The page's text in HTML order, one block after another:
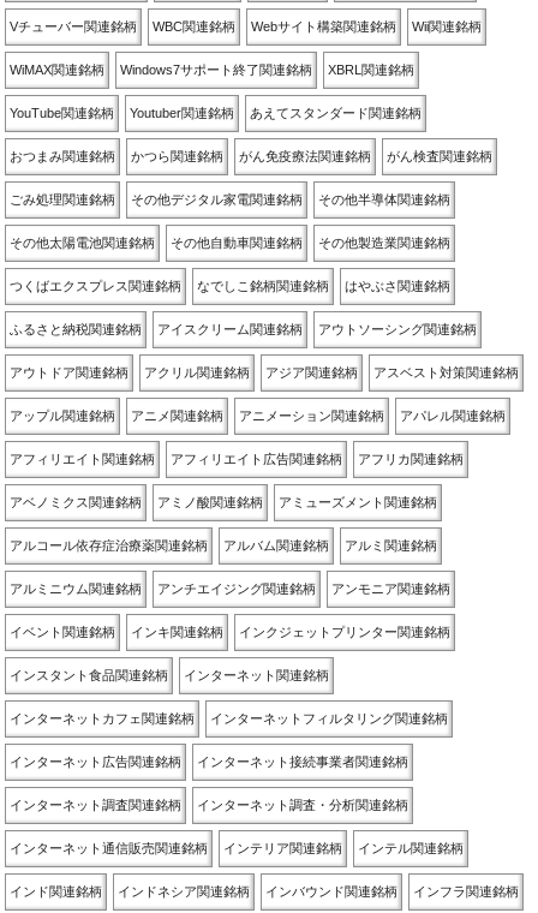
Vチューバー関連銘柄 WBC関連銘柄 Webサイト構築関連銘柄 Wii関連銘柄
WiMAX関連銘柄 Windows7サポート終了関連銘柄 XBRL関連銘柄
YouTube関連銘柄 Youtuber関連銘柄 あえてスタンダード関連銘柄
おつまみ関連銘柄 かつら関連銘柄 がん免疫療法関連銘柄 がん検査関連銘柄
ごみ処理関連銘柄 その他デジタル家電関連銘柄 その他半導体関連銘柄
その他太陽電池関連銘柄 その他自動車関連銘柄 その他製造業関連銘柄
つくばエクスプレス関連銘柄 なでしこ銘柄関連銘柄 はやぶさ関連銘柄
ふるさと納税関連銘柄 アイスクリーム関連銘柄 アウトソーシング関連銘柄
アウトドア関連銘柄 アクリル関連銘柄 アジア関連銘柄 アスベスト対策関連銘柄
アップル関連銘柄 アニメ関連銘柄 アニメーション関連銘柄 アパレル関連銘柄
アフィリエイト関連銘柄 アフィリエイト広告関連銘柄 アフリカ関連銘柄
アベノミクス関連銘柄 アミノ酸関連銘柄 アミューズメント関連銘柄
アルコール依存症治療薬関連銘柄 アルバム関連銘柄 アルミ関連銘柄
アルミニウム関連銘柄 アンチエイジング関連銘柄 アンモニア関連銘柄
イベント関連銘柄 インキ関連銘柄 インクジェットプリンター関連銘柄
インスタント食品関連銘柄 インターネット関連銘柄
インターネットカフェ関連銘柄 インターネットフィルタリング関連銘柄
インターネット広告関連銘柄 インターネット接続事業者関連銘柄
インターネット調査関連銘柄 インターネット調査・分析関連銘柄
インターネット通信販売関連銘柄 インテリア関連銘柄 インテル関連銘柄
インド関連銘柄 インドネシア関連銘柄 インバウンド関連銘柄 インフラ関連銘柄